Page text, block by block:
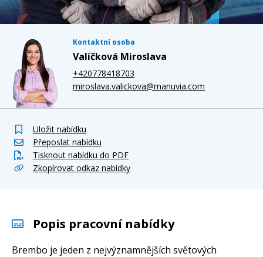
Kontaktní osoba
Valíčková Miroslava
+420778418703
miroslava.valickova@manuvia.com
Uložit nabídku
Přeposlat nabídku
Tisknout nabídku do PDF
Zkopírovat odkaz nabídky
Popis pracovní nabídky
Brembo je jeden z nejvýznamnějších světových